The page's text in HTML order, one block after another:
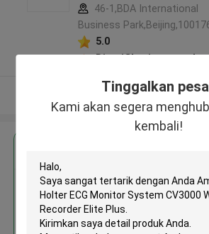
Tinggalkan
Kami akan segera
kembali!
46-1,BDA International
Business
5.0
Diverifikasi pemasok
Lihat Lebih
Ambulatory
System CV3000
Recorder Elite